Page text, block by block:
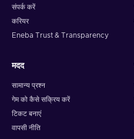
संपर्क करें
करियर
Eneba Trust & Transparency
मदद
सामान्य प्रश्न
गेम को कैसे सक्रिय करें
टिकट बनाएं
वापसी नीति